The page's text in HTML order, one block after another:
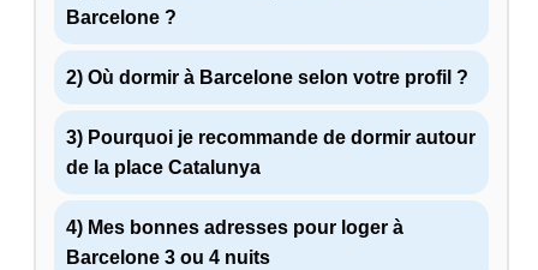
Barcelone ?
2) Où dormir à Barcelone selon votre profil ?
3) Pourquoi je recommande de dormir autour
de la place Catalunya
4) Mes bonnes adresses pour loger à
Barcelone 3 ou 4 nuits